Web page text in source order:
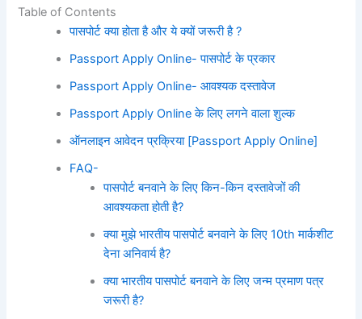
Table of Contents
पासपोर्ट क्या होता है और ये क्यों जरूरी है ?
Passport Apply Online- पासपोर्ट के प्रकार
Passport Apply Online- आवश्यक दस्तावेज
Passport Apply Online के लिए लगने वाला शुल्क
ऑनलाइन आवेदन प्रक्रिया [Passport Apply Online]
FAQ-
पासपोर्ट बनवाने के लिए किन-किन दस्तावेजों की
आवश्यकता होती है?
क्या मुझे भारतीय पासपोर्ट बनवाने के लिए 10th मार्कशीट
देना अनिवार्य है?
क्या भारतीय पासपोर्ट बनवाने के लिए जन्म प्रमाण पत्र
जरूरी है?